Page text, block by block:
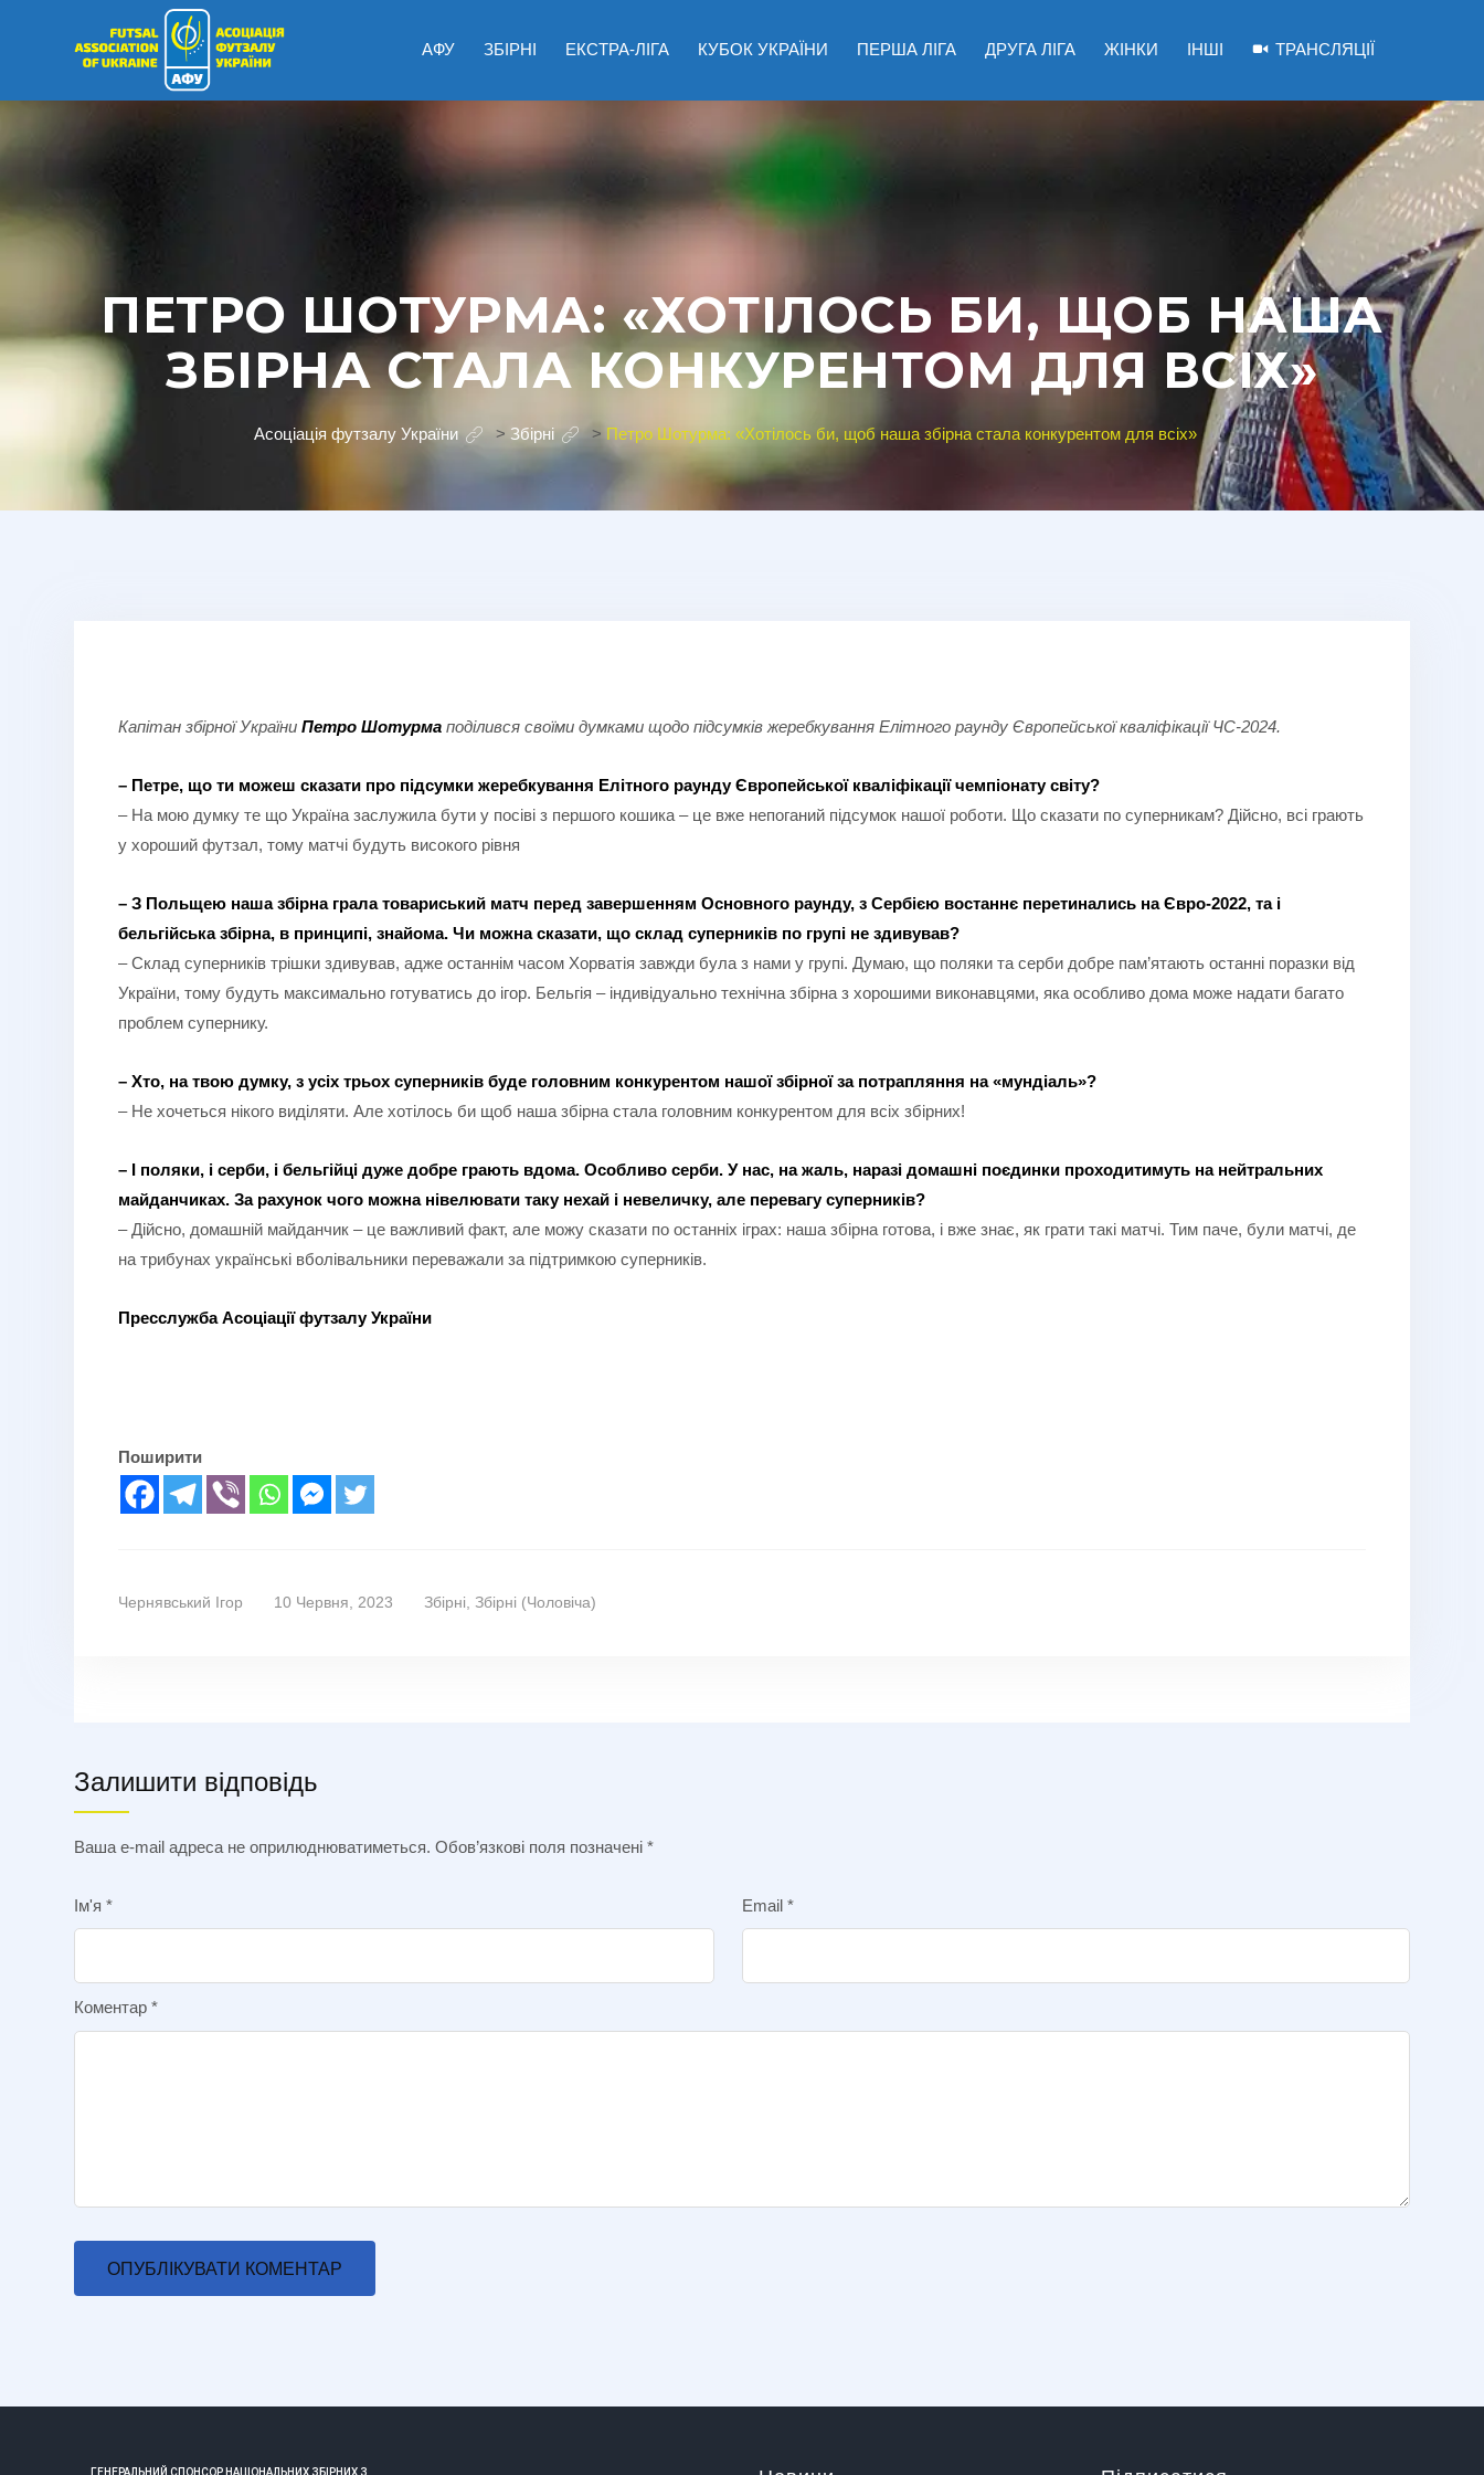
АФУ ЗБІРНІ ЕКСТРА-ЛІГА КУБОК УКРАЇНИ ПЕРША ЛІГА ДРУГА ЛІГА ЖІНКИ ІНШІ ТРАНСЛЯЦІЇ
ПЕТРО ШОТУРМА: «ХОТІЛОСЬ БИ, ЩОБ НАША
ЗБІРНА СТАЛА КОНКУРЕНТОМ ДЛЯ ВСІХ»
Асоціація футзалу України > Збірні > Петро Шотурма: «Хотілось би, щоб наша збірна стала конкурентом для всіх»
Капітан збірної України Петро Шотурма поділився своїми думками щодо підсумків жеребкування Елітного раунду Європейської кваліфікації ЧС-2024.
– Петре, що ти можеш сказати про підсумки жеребкування Елітного раунду Європейської кваліфікації чемпіонату світу?
– На мою думку те що Україна заслужила бути у посіві з першого кошика – це вже непоганий підсумок нашої роботи. Що сказати по суперникам? Дійсно, всі грають
у хороший футзал, тому матчі будуть високого рівня
– З Польщею наша збірна грала товариський матч перед завершенням Основного раунду, з Сербією востаннє перетинались на Євро-2022, та і
бельгійська збірна, в принципі, знайома. Чи можна сказати, що склад суперників по групі не здивував?
– Склад суперників трішки здивував, адже останнім часом Хорватія завжди була з нами у групі. Думаю, що поляки та серби добре пам’ятають останні поразки від
України, тому будуть максимально готуватись до ігор. Бельгія – індивідуально технічна збірна з хорошими виконавцями, яка особливо дома може надати багато
проблем супернику.
– Хто, на твою думку, з усіх трьох суперників буде головним конкурентом нашої збірної за потрапляння на «мундіаль»?
– Не хочеться нікого виділяти. Але хотілось би щоб наша збірна стала головним конкурентом для всіх збірних!
– І поляки, і серби, і бельгійці дуже добре грають вдома. Особливо серби. У нас, на жаль, наразі домашні поєдинки проходитимуть на нейтральних
майданчиках. За рахунок чого можна нівелювати таку нехай і невеличку, але перевагу суперників?
– Дійсно, домашній майданчик – це важливий факт, але можу сказати по останніх іграх: наша збірна готова, і вже знає, як грати такі матчі. Тим паче, були матчі, де
на трибунах українські вболівальники переважали за підтримкою суперників.
Пресслужба Асоціації футзалу України
Поширити
Чернявський Ігор 10 Червня, 2023 Збірні Збірні (Чоловіча)
Залишити відповідь
Ваша e-mail адреса не оприлюднюватиметься. Обов’язкові поля позначені *
Ім'я * Email *
Коментар *
ГЕНЕРАЛЬНИЙ СПОНСОР НАЦІОНАЛЬНИХ ЗБІРНИХ З